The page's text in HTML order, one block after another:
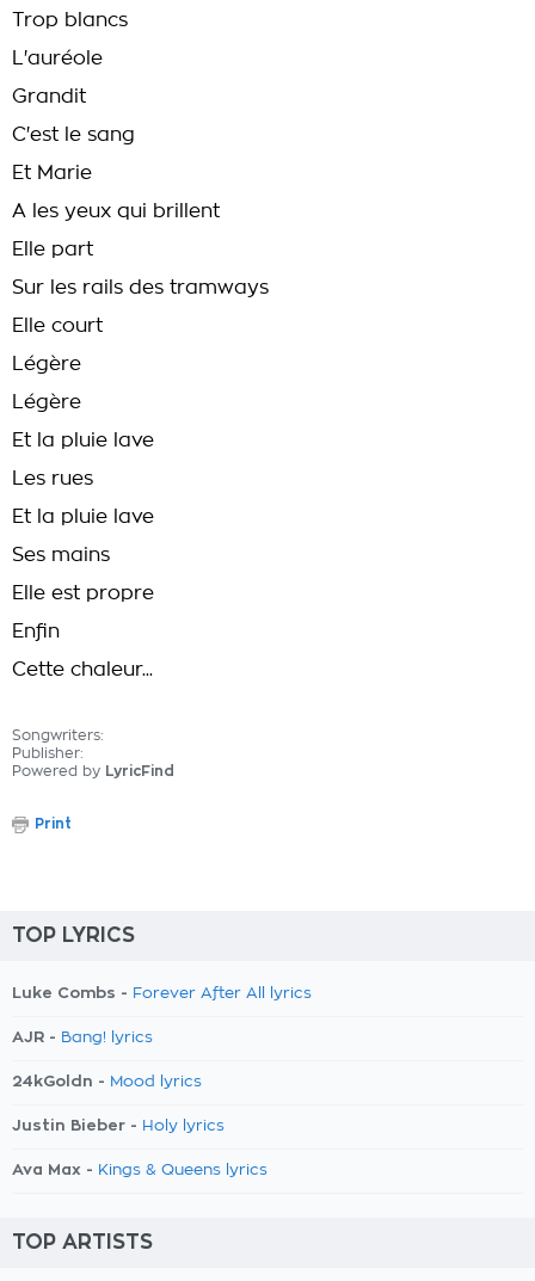
Trop blancs
L'auréole
Grandit
C'est le sang
Et Marie
A les yeux qui brillent
Elle part
Sur les rails des tramways
Elle court
Légère
Légère
Et la pluie lave
Les rues
Et la pluie lave
Ses mains
Elle est propre
Enfin
Cette chaleur...
Songwriters:
Publisher:
Powered by LyricFind
Print
TOP LYRICS
Luke Combs - Forever After All lyrics
AJR - Bang! lyrics
24kGoldn - Mood lyrics
Justin Bieber - Holy lyrics
Ava Max - Kings & Queens lyrics
TOP ARTISTS